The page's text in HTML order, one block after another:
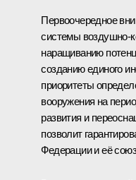
Первоочередное
системы воздушно-
наращиванию
созданию единого
приоритеты
вооружения на
развития и
позволит
Федерации и её